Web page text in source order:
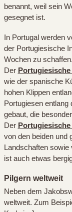
benannt, weil sein
gesegnet ist.
In Portugal werden
der Portugiesische
Wochen zu schaffen.
Der
wie der spanische
hohen Klippen
Portugiesen
gebaut, die
Der
von den beiden und
Landschaften sowie
ist auch etwas
Pilgern weltweit
Neben dem
weltweit. Zum